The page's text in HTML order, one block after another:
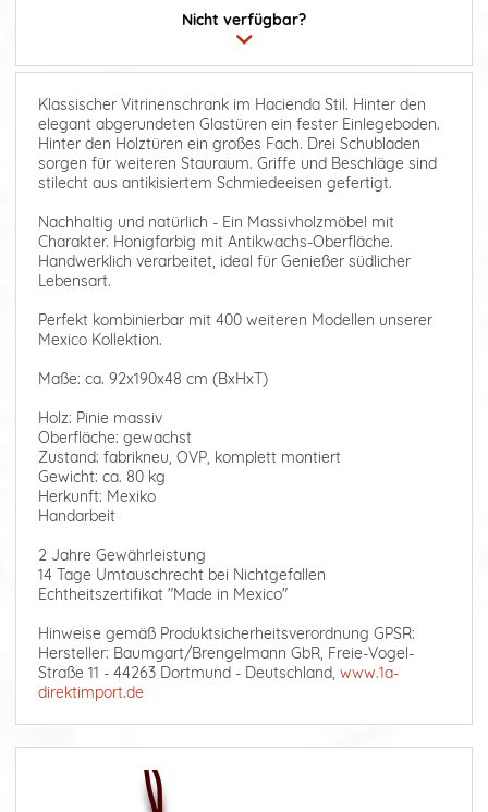
Nicht verfügbar?
Klassischer Vitrinenschrank im Hacienda Stil. Hinter den
elegant abgerundeten Glastüren ein fester Einlegeboden.
Hinter den Holztüren ein großes Fach. Drei Schubladen
sorgen für weiteren Stauraum. Griffe und Beschläge sind
stilecht aus antikisiertem Schmiedeeisen gefertigt.
Nachhaltig und natürlich - Ein Massivholzmöbel mit
Charakter. Honigfarbig mit Antikwachs-Oberfläche.
Handwerklich verarbeitet, ideal für Genießer südlicher
Lebensart.
Perfekt kombinierbar mit 400 weiteren Modellen unserer
Mexico Kollektion.
Maße: ca. 92x190x48 cm (BxHxT)
Holz: Pinie massiv
Oberfläche: gewachst
Zustand: fabrikneu, OVP, komplett montiert
Gewicht: ca. 80 kg
Herkunft: Mexiko
Handarbeit
2 Jahre Gewährleistung
14 Tage Umtauschrecht bei Nichtgefallen
Echtheitszertifikat "Made in Mexico"
Hinweise gemäß Produktsicherheitsverordnung GPSR:
Hersteller: Baumgart/Brengelmann GbR, Freie-Vogel-
Straße 11 - 44263 Dortmund - Deutschland, www.1a-
direktimport.de